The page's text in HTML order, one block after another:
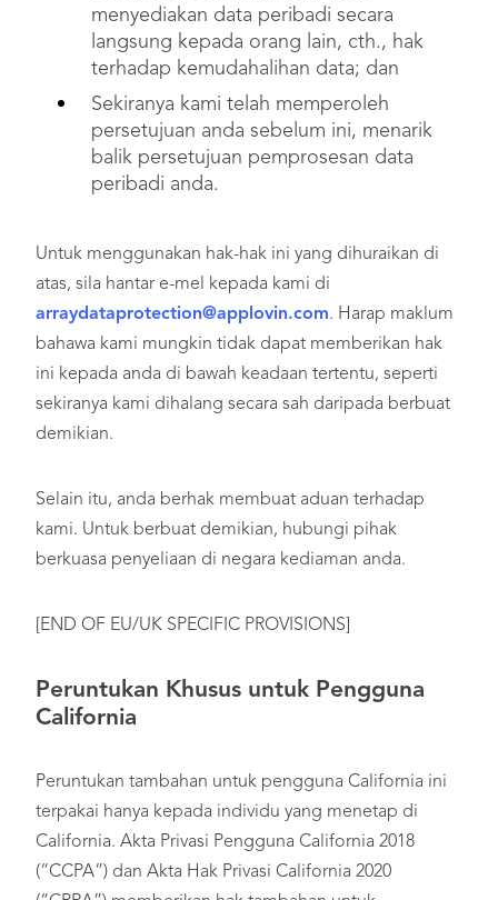
menyediakan data peribadi secara
langsung kepada orang lain, cth., hak
terhadap kemudahalihan data; dan
Sekiranya kami telah memperoleh
persetujuan anda sebelum ini, menarik
balik persetujuan pemprosesan data
peribadi anda.
Untuk menggunakan hak-hak ini yang dihuraikan di
atas, sila hantar e-mel kepada kami di
arraydataprotection@applovin.com. Harap maklum
bahawa kami mungkin tidak dapat memberikan hak
ini kepada anda di bawah keadaan tertentu, seperti
sekiranya kami dihalang secara sah daripada berbuat
demikian.
Selain itu, anda berhak membuat aduan terhadap
kami. Untuk berbuat demikian, hubungi pihak
berkuasa penyeliaan di negara kediaman anda.
[END OF EU/UK SPECIFIC PROVISIONS]
Peruntukan Khusus untuk Pengguna
California
Peruntukan tambahan untuk pengguna California ini
terpakai hanya kepada individu yang menetap di
California. Akta Privasi Pengguna California 2018
(“CCPA”) dan Akta Hak Privasi California 2020